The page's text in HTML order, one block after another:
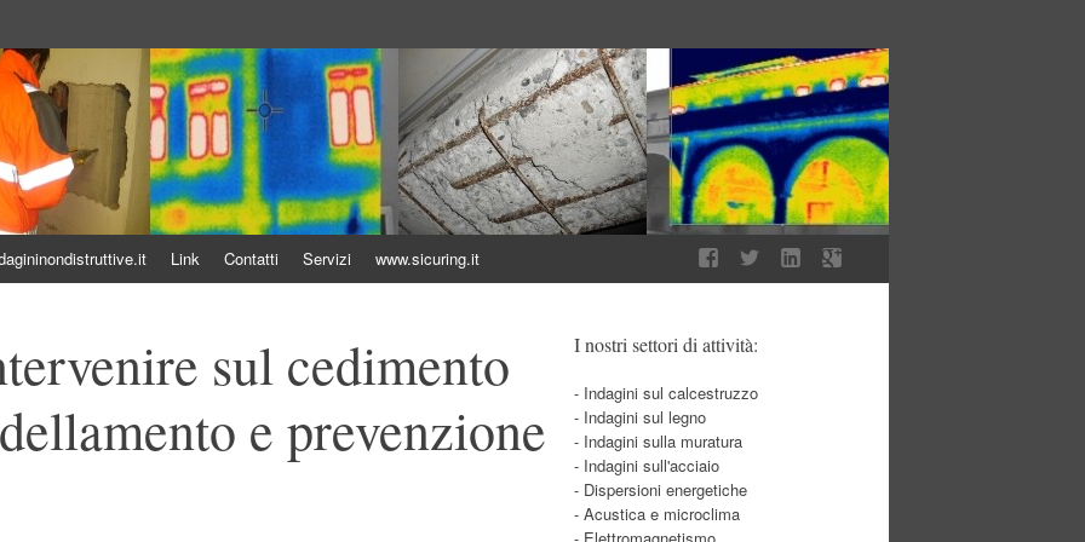
Link Contatti Servizi www.sicuring.it
sul cedimento
e prevenzione
I nostri settori di attività:
- Indagini sul calcestruzzo
- Indagini sul legno
- Indagini sulla muratura
- Indagini sull'acciaio
- Dispersioni energetiche
- Acustica e microclima